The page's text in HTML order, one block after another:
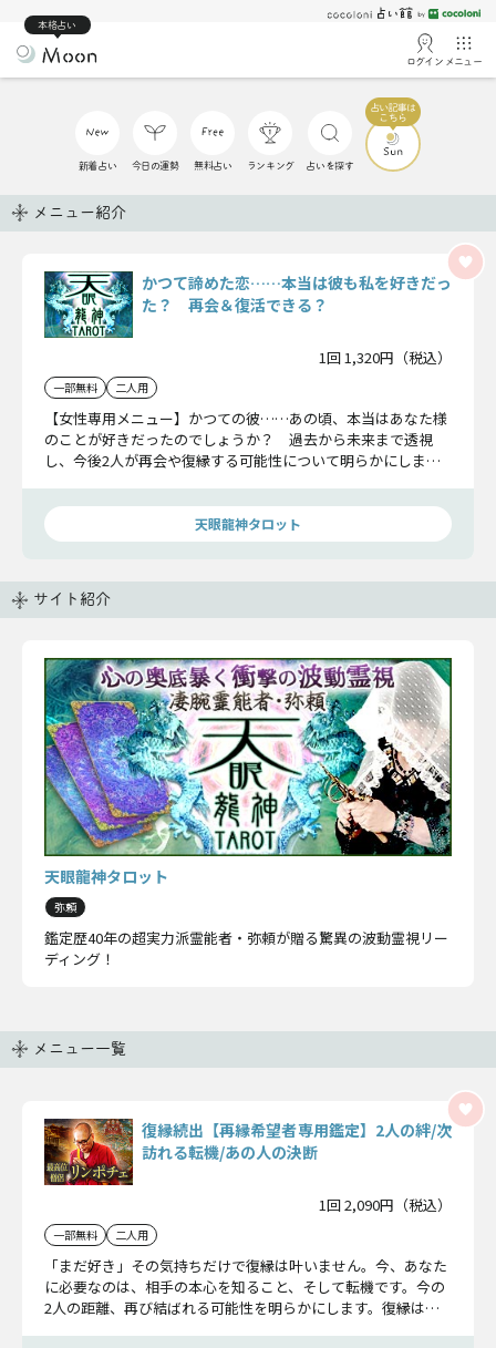
本格占い
ログイン メニュー
新着占い 今日の運勢 無料占い ランキング 占いを探す
メニュー紹介
かつて諦めた恋……本当は彼も私を好きだっ
た？ 再会＆復活できる？
1回 1,320円（税込）
一部無料 二人用
【女性専用メニュー】かつての彼……あの頃、本当はあなた様
のことが好きだったのでしょうか？ 過去から未来まで透視
し、今後2人が再会や復縁する可能性について明らかにしま
天眼龍神タロット
サイト紹介
天眼龍神タロット
弥頼
鑑定歴40年の超実力派霊能者・弥頼が贈る驚異の波動霊視リー
ディング！
メニュー一覧
復縁続出【再縁希望者専用鑑定】2人の絆/次
訪れる転機/あの人の決断
1回 2,090円（税込）
一部無料 二人用
「まだ好き」その気持ちだけで復縁は叶いません。今、あなた
に必要なのは、相手の本心を知ること、そして転機です。今の
2人の距離、再び結ばれる可能性を明らかにします。復縁は叶